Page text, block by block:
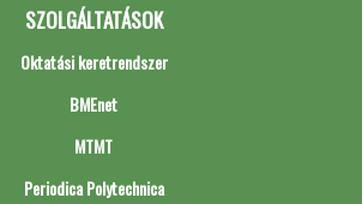
SZOLGÁLTATÁSOK
Oktatási keretrendszer
BMEnet
MTMT
Periodica Polytechnica